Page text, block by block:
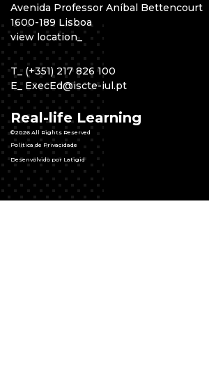
Avenida Professor Aníbal Bettencourt
1600-189 Lisboa
view location_
T _ (+351) 217 826 100
E _ ExecEd@iscte-iul.pt
Real-life Learning
©2026 All Rights Reserved
Política de Privacidade
Desenvolvido por Latigid